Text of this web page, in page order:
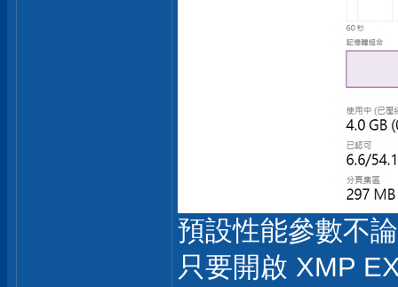
預設性能參數不
只要開啟 XMP